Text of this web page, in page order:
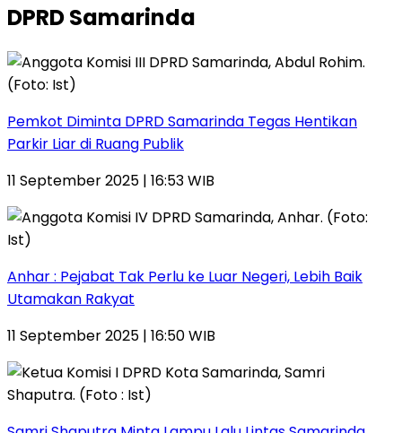
DPRD Samarinda
Pemkot Diminta DPRD Samarinda Tegas Hentikan
Parkir Liar di Ruang Publik
11 September 2025 | 16:53 WIB
Anhar : Pejabat Tak Perlu ke Luar Negeri, Lebih Baik
Utamakan Rakyat
11 September 2025 | 16:50 WIB